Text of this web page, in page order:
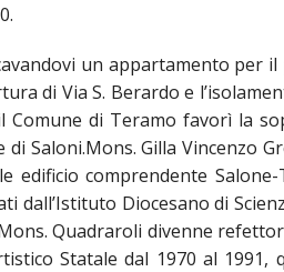
un appartamento per
di Via S. Berardo e
di Teramo favorì la
Saloni.Mons. Gilla Vincenzo
edificio comprendente
Diocesano di
Quadraroli divenne
Statale dal 1970 al 1991,